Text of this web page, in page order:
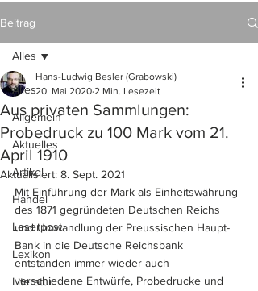
Beitrag
Alles
Allgemein
Aktuelles
Artikel
Handel
Leserpost
Lexikon
Literatur
Alles
Aus privaten Sammlungen:
Probedruck zu 100 Mark vom 21.
April 1910
Hans-Ludwig Besler (Grabowski)
20. Mai 2020 2 Min. Lesezeit
Aktualisiert: 8. Sept. 2021
Mit Einführung der Mark als Einheitswährung
des 1871 gegründeten Deutschen Reichs
und Umwandlung der Preussischen Haupt-
Bank in die Deutsche Reichsbank
entstanden immer wieder auch
verschiedene Entwürfe, Probedrucke und